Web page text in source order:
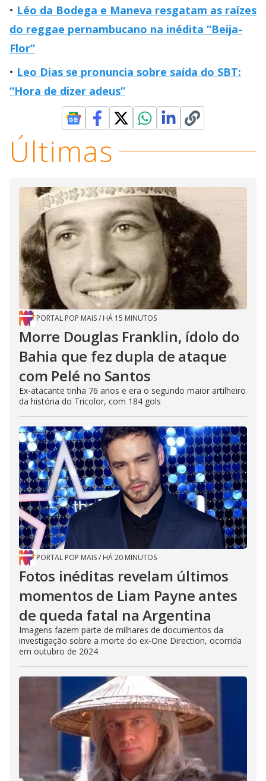
Léo da Bodega e Maneva resgatam as raízes
do reggae pernambucano na inédita “Beija-
Flor”
Leo Dias se pronuncia sobre saída do SBT:
“Hora de dizer adeus”
Últimas
PORTAL POP MAIS/ HÁ 15 MINUTOS
Morre Douglas Franklin, ídolo do
Bahia que fez dupla de ataque
com Pelé no Santos
Ex-atacante tinha 76 anos e era o segundo maior artilheiro
da história do Tricolor, com 184 gols
PORTAL POP MAIS/ HÁ 20 MINUTOS
Fotos inéditas revelam últimos
momentos de Liam Payne antes
de queda fatal na Argentina
Imagens fazem parte de milhares de documentos da
investigação sobre a morte do ex-One Direction, ocorrida
em outubro de 2024